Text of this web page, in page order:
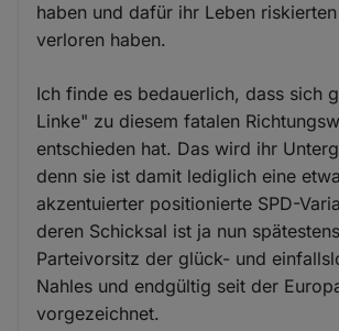
haben und dafür ihr Leben
verloren haben.
Ich finde es bedauerlich, dass sich
Linke" zu diesem fatalen
entschieden hat. Das wird ihr
denn sie ist damit lediglich eine
akzentuierter positionierte SPD-
deren Schicksal ist ja nun
Parteivorsitz der glück- und
Nahles und endgültig seit der
vorgezeichnet.